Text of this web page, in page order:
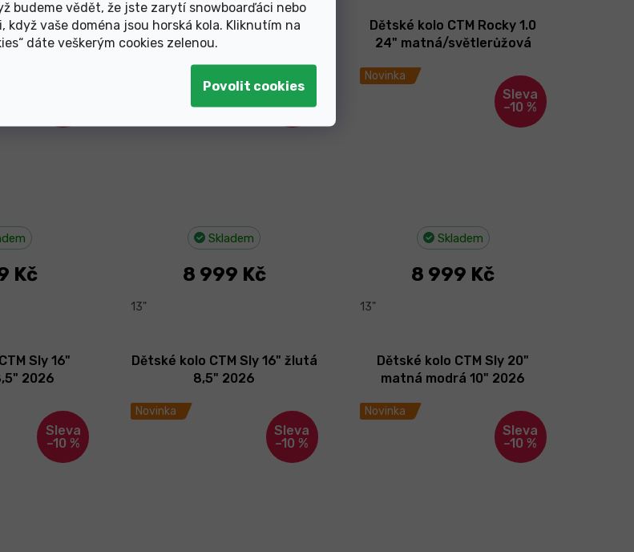
budeme vědět, že jste zarytí snowboarďáci nebo
když vaše doména jsou horská kola. Kliknutím na
dáte veškerým cookies zelenou.
Rocky 1.0
2026
Kč
–10 %
Dětské kolo CTM Rocky 1.0
24" matná stříbrná 2026
Skladem
8 999 Kč
13"
Novinka
–10 %
Dětské kolo CTM Rocky 1.0
24" matná/světlerůžová
Skladem
8 999 Kč
13"
–10 %
Sly 16"
2026
Novinka
–10 %
Dětské kolo CTM Sly 16" žlutá
8,5" 2026
Novinka
–10 %
Dětské kolo CTM Sly 20"
matná modrá 10" 2026